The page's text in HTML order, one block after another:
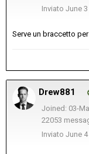
Inviato June 3
Serve un braccetto
Drew881
Joined: 03-
22053
Inviato June 4